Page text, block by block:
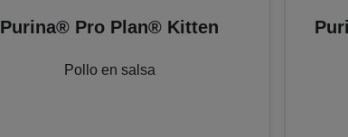
Purina® Pro Plan® Kitten
Pollo en salsa